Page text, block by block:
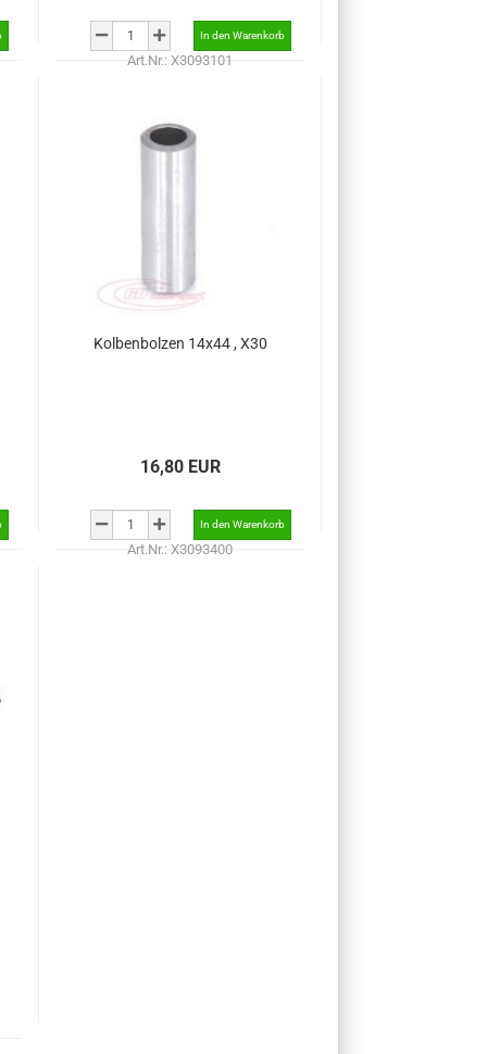
Art.Nr.: X3093101
Kolbenbolzen 14x44 , X30
16,80 EUR
Art.Nr.: X3093400